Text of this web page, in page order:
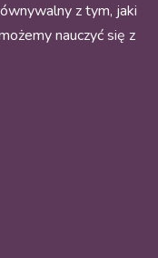
z tym, jaki
nauczyć się z